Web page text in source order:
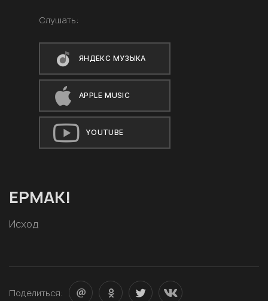
Слушать:
ЯНДЕКС МУЗЫКА
APPLE MUSIC
YOUTUBE
ЕРМАК!
Исход
Поделиться: